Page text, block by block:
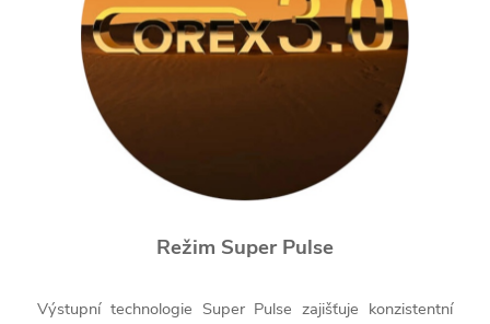
Režim Super Pulse
Výstupní technologie Super Pulse zajišťuje konzistentní